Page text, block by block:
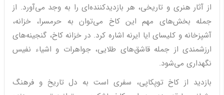
از آثار هنری و تاریخی، هر بازدیدکننده‌ای را به وجد می‌آورد. از
جمله بخش‌های مهم این کاخ می‌توان به حرمسرا، خزانه،
آشپزخانه و کلیسای ایا ایرنه اشاره کرد. در خزانه کاخ، گنجینه‌های
ارزشمندی از جمله قاشق‌های طلایی، جواهرات و اشیاء نفیس
نگهداری می‌شود.
بازدید از کاخ توپکاپی، سفری است به دل تاریخ و فرهنگ